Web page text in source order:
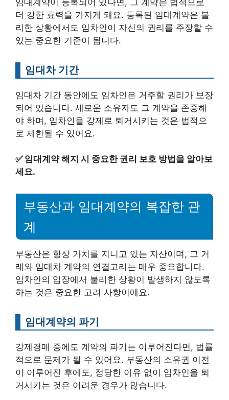
더 강한 효력을 가지게 돼요. 등록된 임대계약은 불
리한 상황에서도 임차인이 자신의 권리를 주장할 수
있는 중요한 기준이 됩니다.
임대차 기간
임대차 기간 동안에도 임차인은 거주할 권리가 보장
되어 있습니다. 새로운 소유자도 그 계약을 존중해
야 하며, 임차인을 강제로 퇴거시키는 것은 법적으
로 제한될 수 있어요.
✅ 임대계약 해지 시 중요한 권리 보호 방법을 알아보
세요.
부동산과 임대계약의 복잡한 관
계
부동산은 항상 가치를 지니고 있는 자산이며, 그 거
래와 임대차 계약의 연결고리는 매우 중요합니다.
임차인의 입장에서 불리한 상황이 발생하지 않도록
하는 것은 중요한 고려 사항이에요.
임대계약의 파기
강제경매 중에도 계약의 파기는 이루어진다면, 법률
적으로 문제가 될 수 있어요. 부동산의 소유권 이전
이 이루어진 후에도, 정당한 이유 없이 임차인을 퇴
거시키는 것은 어려운 경우가 많습니다.